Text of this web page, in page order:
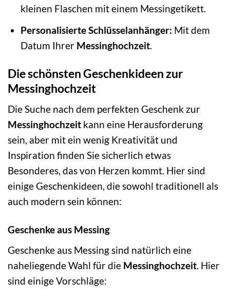
kleinen Flaschen mit einem Messingetikett.
Personalisierte Schlüsselanhänger: Mit dem
Datum Ihrer Messinghochzeit.
Die schönsten Geschenkideen zur
Messinghochzeit
Die Suche nach dem perfekten Geschenk zur
Messinghochzeit kann eine Herausforderung
sein, aber mit ein wenig Kreativität und
Inspiration finden Sie sicherlich etwas
Besonderes, das von Herzen kommt. Hier sind
einige Geschenkideen, die sowohl traditionell als
auch modern sein können:
Geschenke aus Messing
Geschenke aus Messing sind natürlich eine
naheliegende Wahl für die Messinghochzeit. Hier
sind einige Vorschläge: